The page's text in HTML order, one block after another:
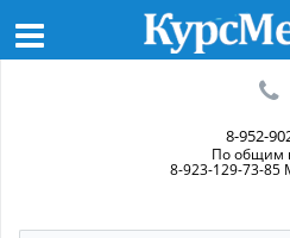
8-952-
По общим
8-923-129-73-85